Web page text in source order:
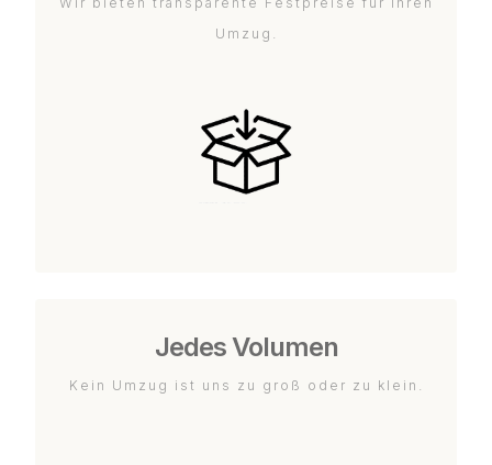
Umzug.
Jedes Volumen
Kein Umzug ist uns zu groß oder zu klein.